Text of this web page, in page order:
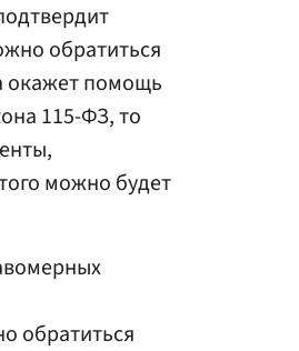
обратиться
окажет помощь
115-ФЗ, то
можно будет
обратиться